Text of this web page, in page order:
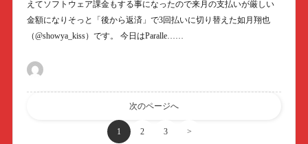
えてソフトウェア課金もする事になったので来月の支払いが厳しい
金額になりそっと「後から返済」で3回払いに切り替えた如月翔也
（@showya_kiss）です。 今日はParalle……
次のページへ
1 2 3 >